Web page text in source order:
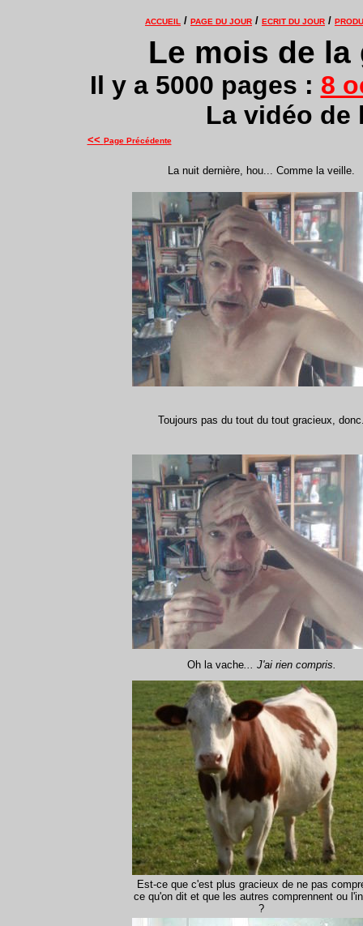
ACCUEIL / PAGE DU JOUR / ECRIT DU JOUR /
Le mois de
Il y a 5000 pages : 8
La vidéo de
<< Page Précédente
La nuit dernière, hou... Comme la veille.
Toujours pas du tout du tout gracieux,
Oh la vache... J'ai rien compris.
Est-ce que c'est plus gracieux de ne pas
ce qu'on dit et que les autres comprennent ou
?